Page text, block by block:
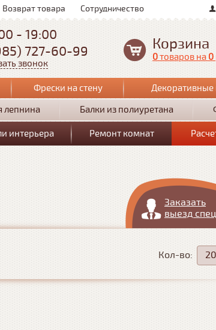
Возврат товара Сотрудничество
- 19:00
727-60-99
звонок
Корзина
0товаров на 0
Фрески на стену
Декоративные
лепнина Балки из полиуретана
интерьера Ремонт комнат
Заказать
выезд
Кол-во: 20